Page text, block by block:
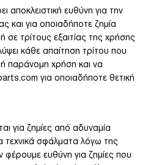
αποκλειστική ευθύνη για την
και για οποιαδήποτε ζημία
σε τρίτους εξαιτίας της χρήσης
κάθε απαίτηση τρίτου που
παράνομη χρήση και να
για οποιαδήποτε θετική
για ζημίες από αδυναμία
τεχνικά σφάλματα λόγω της
ευθύνη για ζημίες που